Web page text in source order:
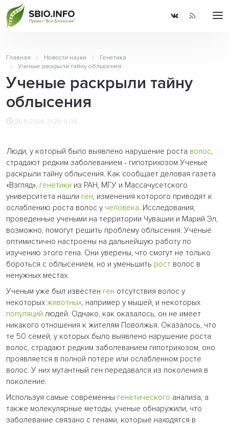
Главная Новости науки
Генетика
Ученые раскрыли тайну облысения
Ученые раскрыли тайну
облысения
20.11.2006 21:25 0.00
Люди, у который было выявлено нарушение роста волос,
страдают редким заболеванием - гипотрихозом Ученые
раскрыли тайну облысения. Как сообщает деловая газета
«Взгляд», генетики из РАН, МГУ и Массачусетского
университета нашли ген, изменения которого приводят к
ослаблению роста волос у человека. Исследования,
проведенные учеными на территории Чувашии и Марий Эл,
возможно, помогут решить проблему облысения. Ученые
оптимистично настроены на дальнейшую работу по
изучению этого гена. Они уверены, что смогут не только
бороться с облысением, но и уменьшить рост волос в
ненужных местах.
Ученым уже был известен ген отсутствия волос у
некоторых животных, например у мышей, и некоторых
популяций людей. Однако, как оказалось, он не имеет
никакого отношения к жителям Поволжья. Оказалось, что
те 50 семей, у которых было выявлено нарушение роста
волос, страдают редким заболеванием гипотрихозом, оно
проявляется в полной потере или ослабленном росте
волос. У них мутантный ген передавался из поколения в
поколение.
Используя самые современны генетического анализа, а
также молекулярные методы, ученые обнаружили, что
заболевание связано с генами, которые находятся в